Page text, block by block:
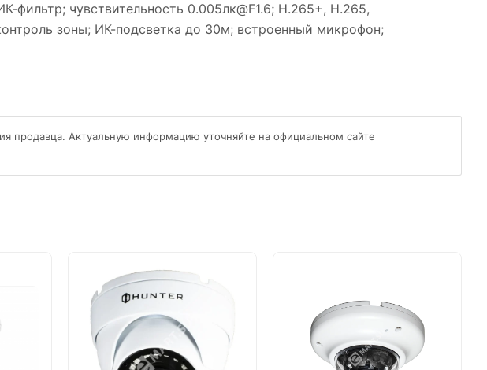
чувствительность 0.005лк@F1.6; H.265+, H.265,
зоны; ИК-подсветка до 30м; встроенный микрофон;
продавца. Актуальную информацию уточняйте на официальном сайте